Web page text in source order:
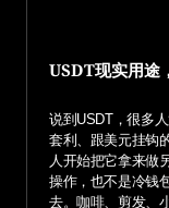
USDT现实用途
说到USDT，很多人第一反应还是：哦，那种“稳定币”、用来搬砖
套利、跟美元挂钩
人开始把它拿来
操作，也不是冷钱
去。咖啡、剪发、